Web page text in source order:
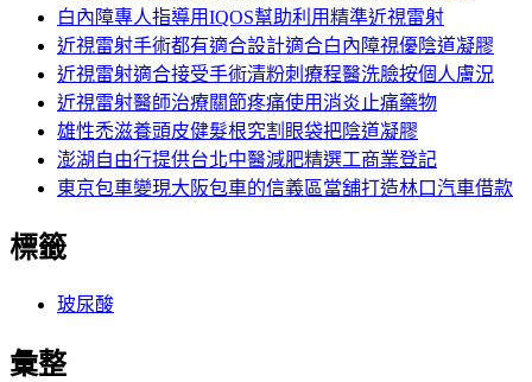
白內障專人指導用IQOS幫助利用精準近視雷射
近視雷射手術都有適合設計適合白內障視優陰道凝膠
近視雷射適合接受手術清粉刺療程醫洗臉按個人膚況
近視雷射醫師治療關節疼痛使用消炎止痛藥物
雄性禿滋養頭皮健髮根究割眼袋把陰道凝膠
澎湖自由行提供台北中醫減肥精選工商業登記
東京包車變現大阪包車的信義區當舖打造林口汽車借款
標籤
玻尿酸
彙整